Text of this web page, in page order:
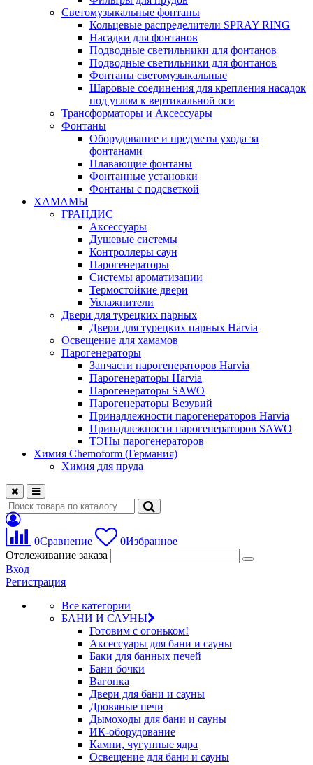
Светомузыкальные фонтаны
Кольцевые распределители SPRAY RING
Насадки для фонтанов
Подводные светильники для фонтанов
Подводные светильники для фонтанов
Фонтаны светомузыкальные
Шаровые соединения для крепления насадок
под углом к вертикальной оси
Трансформаторы и Аксессуары
Фонтаны
Оборудование и предметы ухода за
фонтанами
Плавающие фонтаны
Фонтанные установки
Фонтаны с подсветкой
ХАМАМЫ
ГРАНДИС
Аксессуары
Душевые системы
Контроллеры саун
Парогенераторы
Системы ароматизации
Термостойкие двери
Увлажнители
Двери для турецких парных
Двери для турецких парных Harvia
Освещение для хамамов
Парогенераторы
Запчасти парогенераторов Harvia
Парогенераторы Harvia
Парогенераторы SAWO
Парогенераторы Везувий
Принадлежности парогенераторов Harvia
Принадлежности парогенераторов SAWO
ТЭНы парогенераторов
Химия Chemoform (Германия)
Химия для пруда
0Сравнение 0Избранное
Отслеживание заказа
Вход
Регистрация
Все категории
БАНИ И САУНЫ
Готовим с огоньком!
Аксессуары для бани и сауны
Баки для банных печей
Бани бочки
Вагонка
Двери для бани и сауны
Дровяные печи
Дымоходы для бани и сауны
ИК-оборудование
Камни, чугунные ядра
Освещение для бани и сауны